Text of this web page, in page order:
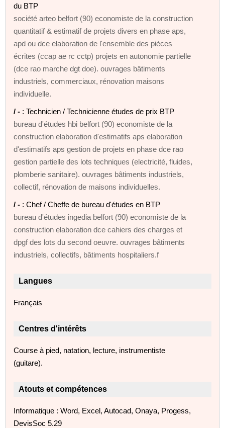
du BTP
société arteo belfort (90) economiste de la construction
quantitatif & estimatif de projets divers en phase aps,
apd ou dce elaboration de l'ensemble des pièces
écrites (ccap ae rc cctp) projets en autonomie partielle
(dce rao marche dgt doe). ouvrages bâtiments
industriels, commerciaux, rénovation maisons
individuelle.
/ - : Technicien / Technicienne études de prix BTP
bureau d'études hbi belfort (90) economiste de la
construction elaboration d'estimatifs aps elaboration
d'estimatifs aps gestion de projets en phase dce rao
gestion partielle des lots techniques (electricité, fluides,
plomberie sanitaire). ouvrages bâtiments industriels,
collectif, rénovation de maisons individuelles.
/ - : Chef / Cheffe de bureau d'études en BTP
bureau d'études ingedia belfort (90) economiste de la
construction elaboration dce cahiers des charges et
dpgf des lots du second oeuvre. ouvrages bâtiments
industriels, collectifs, bâtiments hospitaliers.f
Langues
Français
Centres d'intérêts
Course à pied, natation, lecture, instrumentiste
(guitare).
Atouts et compétences
Informatique : Word, Excel, Autocad, Onaya, Progess,
DevisSoc 5.29